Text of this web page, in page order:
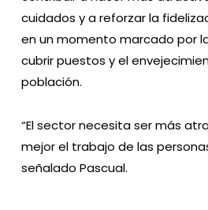
cuidados y a reforzar la
en un momento marcado por
cubrir puestos y el
población.
“El sector necesita ser más
mejor el trabajo de las
señalado Pascual.